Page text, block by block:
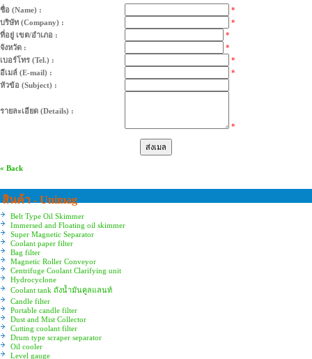
ชื่อ (Name) :
*
บริษัท (Company) :
*
ที่อยู่ เขต/อำเภอ :
*
จังหวัด :
*
เบอร์โทร (Tel.) :
*
อีเมล์ (E-mail) :
*
หัวข้อ (Subject) :
รายละเอียด (Details) :
*
« Back
สินค้า - Unimag
Belt Type Oil Skimmer
Immersed and Floating oil skimmer
Super Magnetic Separator
Coolant paper filter
Bag filter
Magnetic Roller Conveyor
Centrifuge Coolant Clarifying unit
Hydrocyclone
Coolant tank ถังน้ำมันคูลแลนท์
Candle filter
Portable candle filter
Dust and Mist Collector
Cutting coolant filter
Drum type scraper separator
Oil cooler
Level gauge